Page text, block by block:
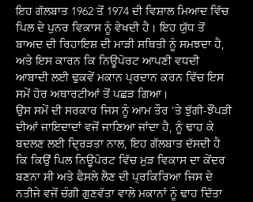
ਇਹ ਗੱਲਬਾਤ 1962 ਤੋਂ 1974 ਦੀ ਵਿਸ਼ਾਲ ਮਿਆਦ ਵਿੱਚ
ਪਿਲ ਦੇ ਪੁਨਰ ਵਿਕਾਸ ਨੂੰ ਵੇਖਦੀ ਹੈ। ਇਹ ਯੁੱਧ ਤੋਂ
ਬਾਅਦ ਦੀ ਰਿਹਾਇਸ਼ ਦੀ ਮਾੜੀ ਸਥਿਤੀ ਨੂੰ ਸਮਝਦਾ ਹੈ,
ਅਤੇ ਇਸ ਕਾਰਨ ਕਿ ਨਿਊਪੋਰਟ ਆਪਣੀ ਵਧਦੀ
ਆਬਾਦੀ ਲਈ ਢੁਕਵੇਂ ਮਕਾਨ ਪ੍ਰਦਾਨ ਕਰਨ ਵਿੱਚ ਇਸ
ਸਮੇਂ ਹੋਰ ਅਥਾਰਟੀਆਂ ਤੋਂ ਪਛੜ ਗਿਆ।
ਉਸ ਸਮੇਂ ਦੀ ਸਰਕਾਰ ਜਿਸ ਨੂੰ ਆਮ ਤੌਰ 'ਤੇ ਝੁੱਗੀ-ਝੌਂਪੜੀ
ਦੀਆਂ ਜਾਇਦਾਦਾਂ ਵਜੋਂ ਜਾਣਿਆ ਜਾਂਦਾ ਹੈ, ਨੂੰ ਢਾਹ ਕੇ
ਬਦਲਣ ਲਈ ਦ੍ਰਿੜਤਾ ਨਾਲ, ਇਹ ਗੱਲਬਾਤ ਦੱਸਦੀ ਹੈ
ਕਿ ਕਿਉਂ ਪਿਲ ਨਿਊਪੋਰਟ ਵਿੱਚ ਮੁੜ ਵਿਕਾਸ ਦਾ ਕੇਂਦਰ
ਬਣਨਾ ਸੀ ਅਤੇ ਫੈਸਲੇ ਲੈਣ ਦੀ ਪ੍ਰਕਿਰਿਆ ਜਿਸ ਦੇ
ਨਤੀਜੇ ਵਜੋਂ ਚੰਗੀ ਗੁਣਵੱਤਾ ਵਾਲੇ ਮਕਾਨਾਂ ਨੂੰ ਢਾਹ ਦਿੱਤਾ